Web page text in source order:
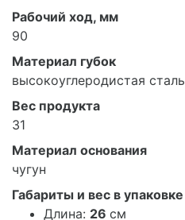
Рабочий ход, мм
90
Материал губок
высокоуглеродистая сталь
Вес продукта
31
Материал основания
чугун
Габариты и вес в упаковке
Длина: 26 см